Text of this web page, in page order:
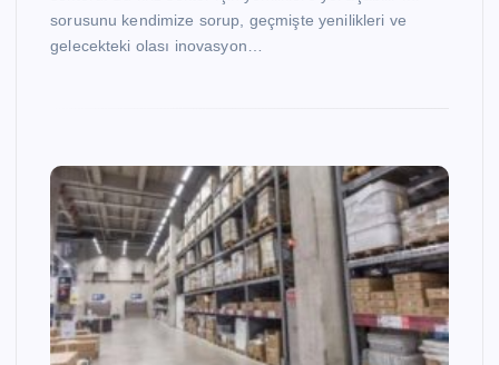
sorusunu kendimize sorup, geçmişte yenilikleri ve
gelecekteki olası inovasyon…